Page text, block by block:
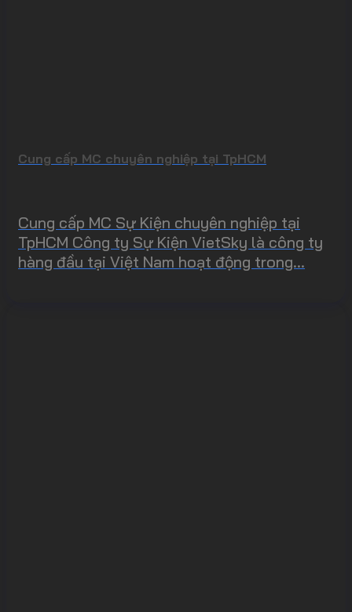
Cung cấp MC chuyên nghiệp tại TpHCM
Cung cấp MC Sự Kiện chuyên nghiệp tại
TpHCM Công ty Sự Kiện VietSky là công ty
hàng đầu tại Việt Nam hoạt động trong...